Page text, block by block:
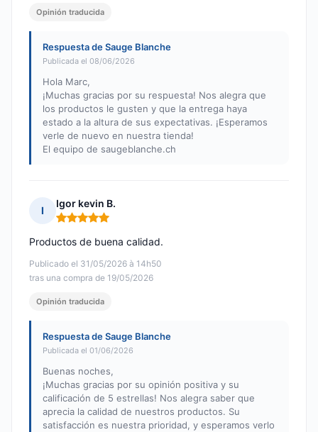
Opinión traducida
Respuesta de Sauge Blanche
Publicada el 08/06/2026
Hola Marc,
¡Muchas gracias por su respuesta! Nos alegra que
los productos le gusten y que la entrega haya
estado a la altura de sus expectativas. ¡Esperamos
verle de nuevo en nuestra tienda!
El equipo de saugeblanche.ch
I
Igor kevin B.
Nota: 5 de 5
Publicado el 31/05/2026 à 14h50
tras una compra de 19/05/2026
Productos de buena calidad.
Opinión traducida
Respuesta de Sauge Blanche
Publicada el 01/06/2026
Buenas noches,
¡Muchas gracias por su opinión positiva y su
calificación de 5 estrellas! Nos alegra saber que
aprecia la calidad de nuestros productos. Su
satisfacción es nuestra prioridad, y esperamos verlo